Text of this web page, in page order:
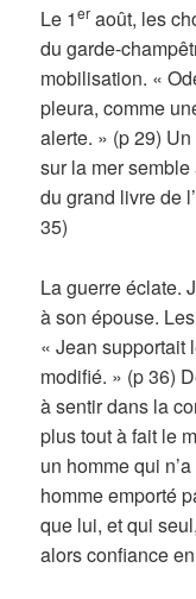
Le 1er août, les
du garde-
mobilisation. «
pleura, comme
alerte. » (p 29)
sur la mer
du grand livre de
35)
La guerre éclate.
à son épouse.
« Jean supportait
modifié. » (p 36)
à sentir dans la
plus tout à fait le
un homme qui
homme emporté
que lui, et qui
alors confiance